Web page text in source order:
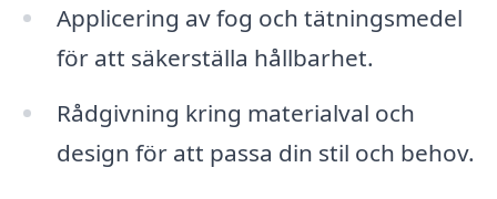
Applicering av fog och tätningsmedel
för att säkerställa hållbarhet.
Rådgivning kring materialval och
design för att passa din stil och behov.